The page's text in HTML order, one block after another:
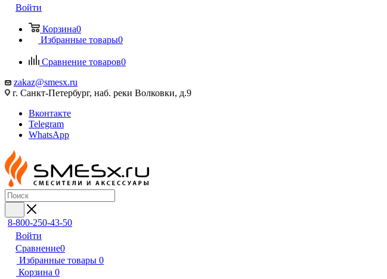
Войти
Корзина0
Избранные товары0
Сравнение товаров0
zakaz@smesx.ru
г. Санкт-Петербург, наб. реки Волковки, д.9
Вконтакте
Telegram
WhatsApp
8-800-250-43-50
Войти
Сравнение0
Избранные товары 0
Корзина 0